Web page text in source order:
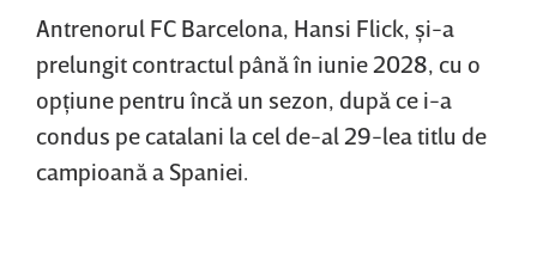
Antrenorul FC Barcelona, ​​Hansi Flick, şi-a
prelungit contractul până în iunie 2028, cu o
opţiune pentru încă un sezon, după ce i-a
condus pe catalani la cel de-al 29-lea titlu de
campioană a Spaniei.